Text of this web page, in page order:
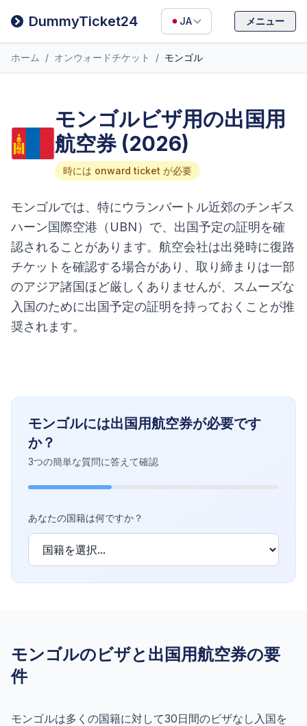
DummyTicket24 JA
Filipino
Deutsch
Español
メニュー
ホーム / オンウォードチケット / モンゴル
モンゴルビザ用の出国用
航空券 (2026)
時には onward ticket が必要
モンゴルでは、特にウランバートル近郊のチンギス
ハーン国際空港（UBN）で、出国予定の証明を確
認されることがあります。航空会社は出発時に復路
チケットを確認する場合があり、取り締まりは一部
のアジア諸国ほど厳しくありませんが、スムーズな
入国のために出国予定の証明を持っておくことが推
奨されます。
モンゴルには出国用航空券が必要です
か？
3つの簡単な質問に答えて確認
あなたの国籍は何ですか？
モンゴルのビザと出国用航空券の要
件
モンゴルは多くの国籍に対して30日間のビザなし入国を